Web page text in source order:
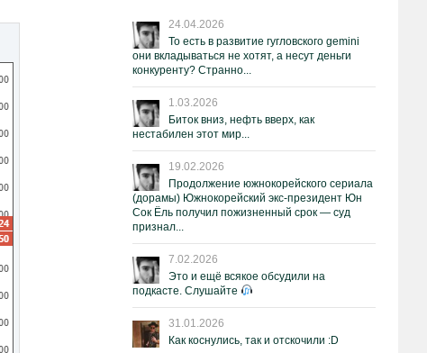
24.04.2026
То есть в развитие гугловского gemini
они вкладываться не хотят, а несут деньги
конкуренту? Странно...
1.03.2026
Биток вниз, нефть вверх, как
нестабилен этот мир...
19.02.2026
Продолжение южнокорейского сериала
(дорамы) Южнокорейский экс-президент Юн
Сок Ёль получил пожизненный срок — суд
признал...
7.02.2026
Это и ещё всякое обсудили на
подкасте. Слушайте
31.01.2026
Как коснулись, так и отскочили :D